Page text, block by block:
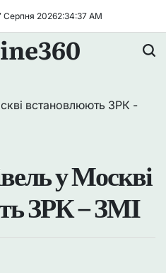
Серпня 20262:34:37 AM
у Москві
ЗРК – ЗМІ